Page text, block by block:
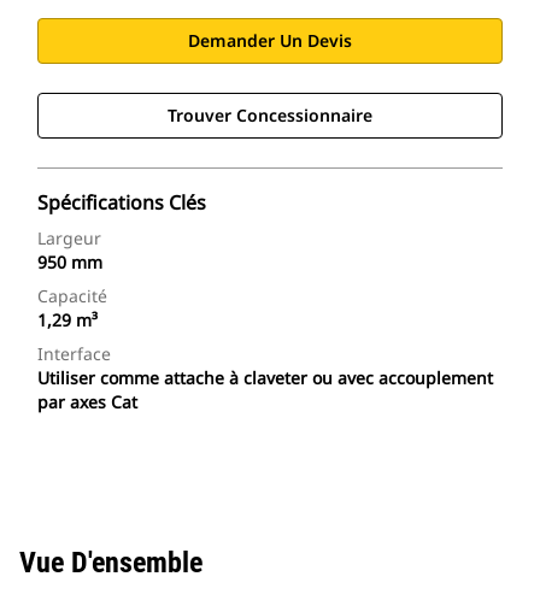
Demander Un Devis
Trouver Concessionnaire
Spécifications Clés
Largeur
950 mm
Capacité
1,29 m³
Interface
Utiliser comme attache à claveter ou avec accouplement
par axes Cat
Vue D'ensemble